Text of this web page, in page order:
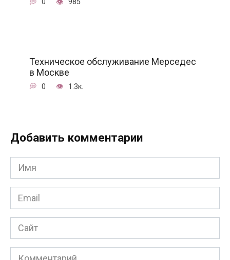
0 985
Техническое обслуживание Мерседес
в Москве
0 1.3к.
Добавить комментарии
Имя
*
Email
*
Сайт
Комментарий